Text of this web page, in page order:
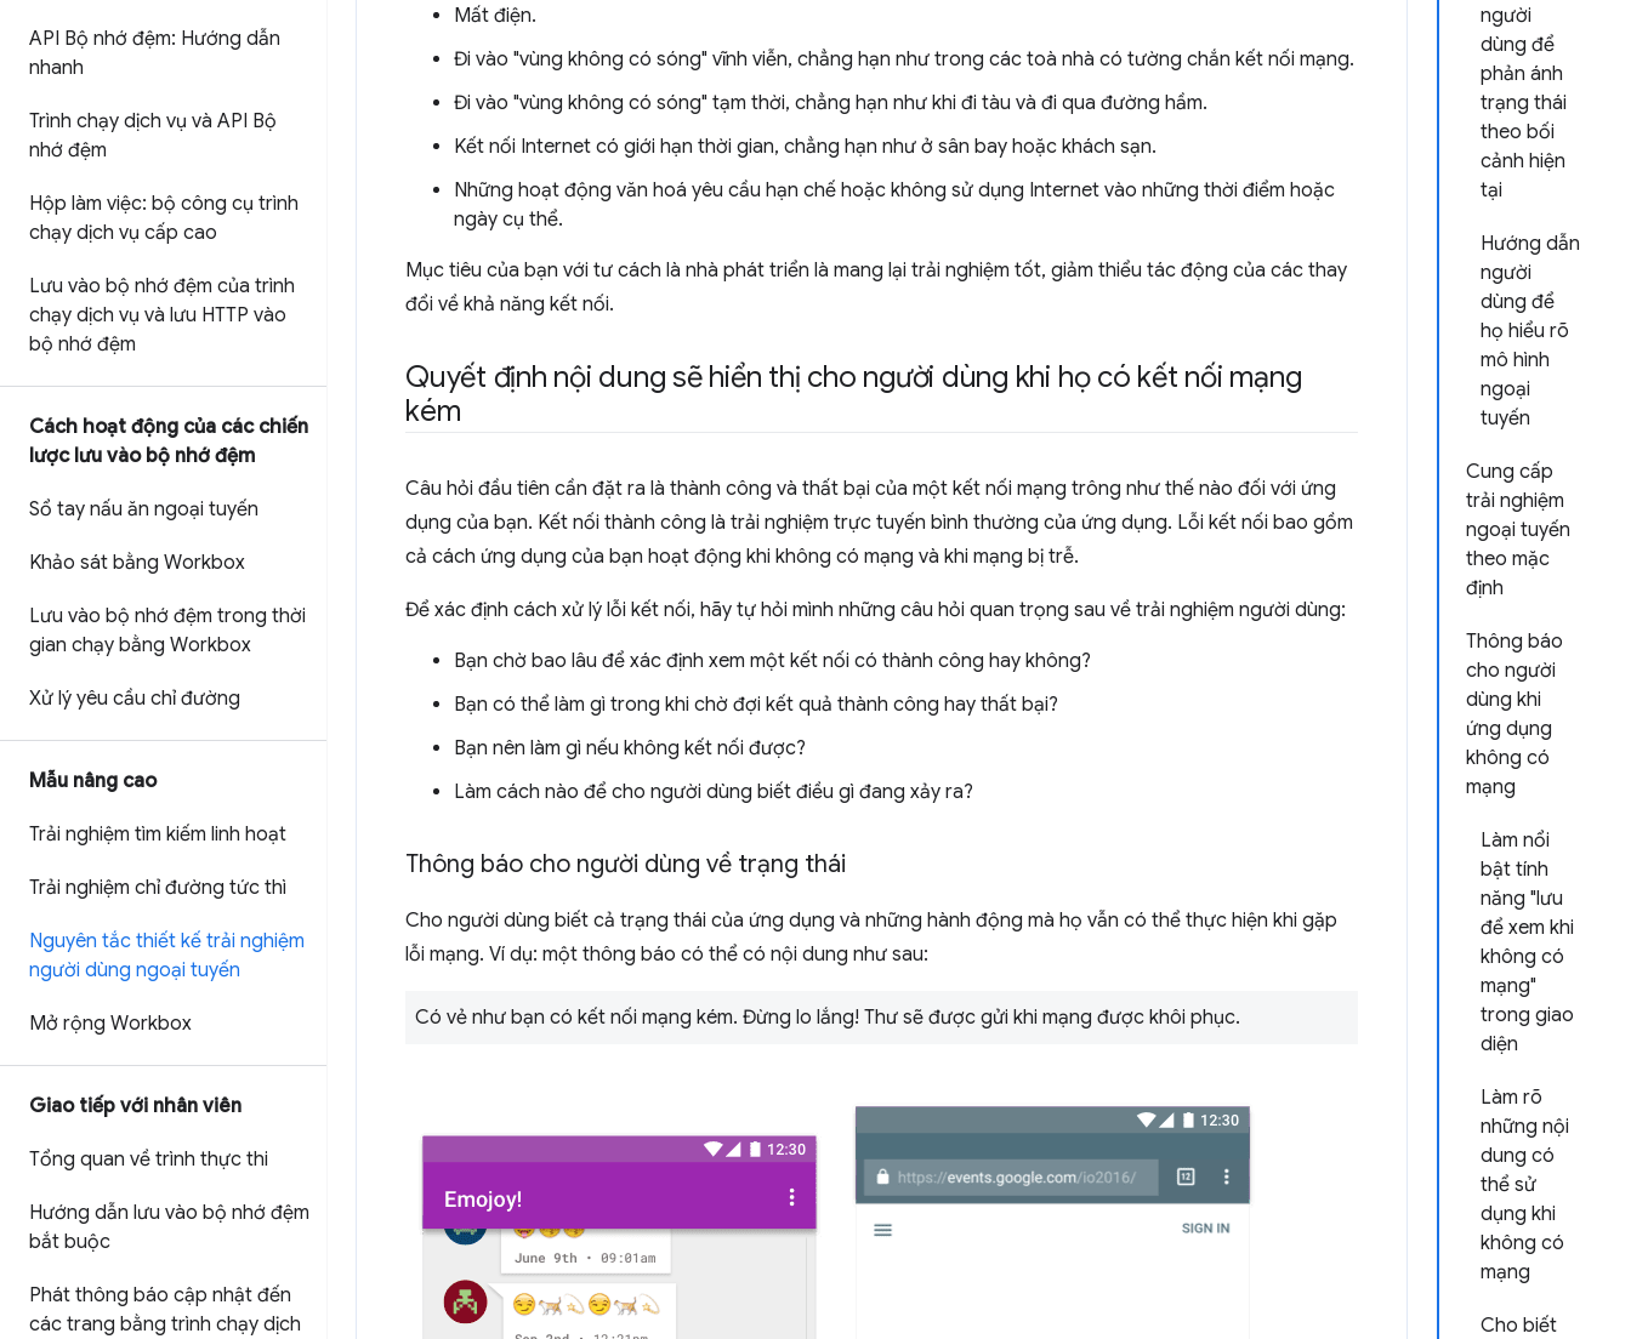
API Bộ nhớ đệm: Hướng dẫn
nhanh
Trình chạy dịch vụ và API Bộ
nhớ đệm
Hộp làm việc: bộ công cụ trình
chạy dịch vụ cấp cao
Lưu vào bộ nhớ đệm của trình
chạy dịch vụ và lưu HTTP vào
bộ nhớ đệm
Cách hoạt động của các chiến
lược lưu vào bộ nhớ đệm
Sổ tay nấu ăn ngoại tuyến
Khảo sát bằng Workbox
Lưu vào bộ nhớ đệm trong thời
gian chạy bằng Workbox
Xử lý yêu cầu chỉ đường
Mẫu nâng cao
Trải nghiệm tìm kiếm linh hoạt
Trải nghiệm chỉ đường tức thì
Nguyên tắc thiết kế trải nghiệm
người dùng ngoại tuyến
Mở rộng Workbox
Giao tiếp với nhân viên
Tổng quan về trình thực thi
Hướng dẫn lưu vào bộ nhớ đệm
bắt buộc
Phát thông báo cập nhật đến
các trang bằng trình chạy dịch
người
dùng để
phản ánh
trạng thái
theo bối
cảnh hiện
tại
Hướng dẫn
người
dùng để
họ hiểu rõ
mô hình
ngoại
tuyến
Cung cấp
trải nghiệm
ngoại tuyến
theo mặc
định
Thông báo
cho người
dùng khi
ứng dụng
không có
mạng
Làm nổi
bật tính
năng "lưu
để xem khi
không có
mạng"
trong giao
diện
Làm rõ
những nội
dung có
thể sử
dụng khi
không có
mạng
Cho biết
Mất điện.
Đi vào "vùng không có sóng" vĩnh viễn, chẳng hạn như trong các toà nhà có tường chắn kết nối mạng.
Đi vào "vùng không có sóng" tạm thời, chẳng hạn như khi đi tàu và đi qua đường hầm.
Kết nối Internet có giới hạn thời gian, chẳng hạn như ở sân bay hoặc khách sạn.
Những hoạt động văn hoá yêu cầu hạn chế hoặc không sử dụng Internet vào những thời điểm hoặc
ngày cụ thể.
Mục tiêu của bạn với tư cách là nhà phát triển là mang lại trải nghiệm tốt, giảm thiểu tác động của các thay
đổi về khả năng kết nối.
Quyết định nội dung sẽ hiển thị cho người dùng khi họ có kết nối mạng
kém
Câu hỏi đầu tiên cần đặt ra là thành công và thất bại của một kết nối mạng trông như thế nào đối với ứng
dụng của bạn. Kết nối thành công là trải nghiệm trực tuyến bình thường của ứng dụng. Lỗi kết nối bao gồm
cả cách ứng dụng của bạn hoạt động khi không có mạng và khi mạng bị trễ.
Để xác định cách xử lý lỗi kết nối, hãy tự hỏi mình những câu hỏi quan trọng sau về trải nghiệm người dùng:
Bạn chờ bao lâu để xác định xem một kết nối có thành công hay không?
Bạn có thể làm gì trong khi chờ đợi kết quả thành công hay thất bại?
Bạn nên làm gì nếu không kết nối được?
Làm cách nào để cho người dùng biết điều gì đang xảy ra?
Thông báo cho người dùng về trạng thái
Cho người dùng biết cả trạng thái của ứng dụng và những hành động mà họ vẫn có thể thực hiện khi gặp
lỗi mạng. Ví dụ: một thông báo có thể có nội dung như sau:
Có vẻ như bạn có kết nối mạng kém. Đừng lo lắng! Thư sẽ được gửi khi mạng được khôi phục.